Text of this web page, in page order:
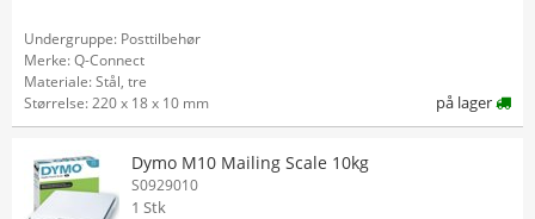
Undergruppe: Posttilbehør
Merke: Q-Connect
Materiale: Stål, tre
Størrelse: 220 x 18 x 10 mm
på lager
Dymo M10 Mailing Scale 10kg
S0929010
1 Stk